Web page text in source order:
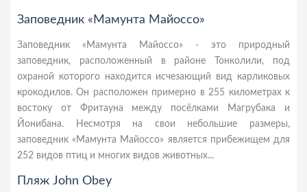
Заповедник «Мамунта Майоссо»
Заповедник «Мамунта Майоссо» - это природный
заповедник, расположенный в районе Тонколили, под
охраной которого находится исчезающий вид карликовых
крокодилов. Он расположен примерно в 255 километрах к
востоку от Фритауна между посёлками Магрубака и
Йонибана. Несмотря на свои небольшие размеры,
заповедник «Мамунта Майоссо» является прибежищем для
252 видов птиц и многих видов животных...
Пляж John Obey